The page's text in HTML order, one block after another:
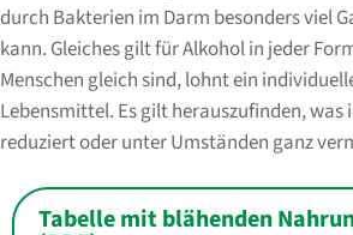
durch Bakterien im Darm besonders viel
kann. Gleiches gilt für Alkohol in jeder
Menschen gleich sind, lohnt ein
Lebensmittel. Es gilt herauszufinden, was
reduziert oder unter Umständen ganz
Tabelle mit blähenden